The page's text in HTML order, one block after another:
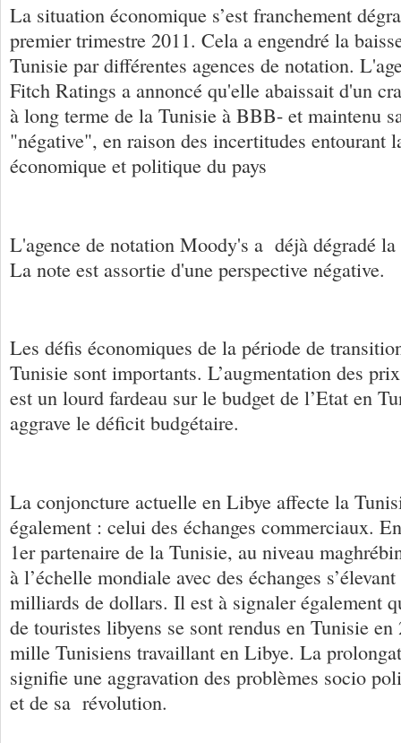
La situation économique s’est franchement
premier trimestre 2011. Cela a engendré la
Tunisie par différentes agences de notation.
Fitch Ratings a annoncé qu'elle abaissait d'un
à long terme de la Tunisie à BBB- et maintenu
"négative", en raison des incertitudes entourant
économique et politique du pays
L'agence de notation Moody's a déjà dégradé
La note est assortie d'une perspective négative.
Les défis économiques de la période de
Tunisie sont importants. L’augmentation des
est un lourd fardeau sur le budget de l’Etat en
aggrave le déficit budgétaire.
La conjoncture actuelle en Libye affecte la
également : celui des échanges commerciaux.
1er partenaire de la Tunisie, au niveau
à l’échelle mondiale avec des échanges
milliards de dollars. Il est à signaler également
de touristes libyens se sont rendus en Tunisie
mille Tunisiens travaillant en Libye. La
signifie une aggravation des problèmes socio
et de sa révolution.